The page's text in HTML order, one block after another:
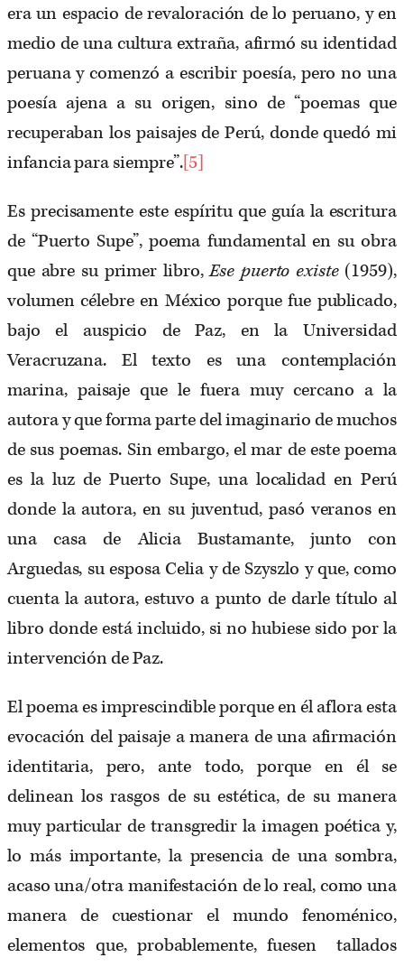
era un espacio de revaloración de lo peruano, y en
medio de una cultura extraña, afirmó su identidad
peruana y comenzó a escribir poesía, pero no una
poesía ajena a su origen, sino de “poemas que
recuperaban los paisajes de Perú, donde quedó mi
infancia para siempre”.[5]
Es precisamente este espíritu que guía la escritura
de “Puerto Supe”, poema fundamental en su obra
que abre su primer libro,Ese puerto existe(1959),
volumen célebre en México porque fue publicado,
bajo el auspicio de Paz, en la Universidad
Veracruzana. El texto es una contemplación
marina, paisaje que le fuera muy cercano a la
autora y que forma parte del imaginario de muchos
de sus poemas. Sin embargo, el mar de este poema
es la luz de Puerto Supe, una localidad en Perú
donde la autora, en su juventud, pasó veranos en
una casa de Alicia Bustamante, junto con
Arguedas, su esposa Celia y de Szyszlo y que, como
cuenta la autora, estuvo a punto de darle título al
libro donde está incluido, si no hubiese sido por la
intervención de Paz.
El poema es imprescindible porque en él aflora esta
evocación del paisaje a manera de una afirmación
identitaria, pero, ante todo, porque en él se
delinean los rasgos de su estética, de su manera
muy particular de transgredir la imagen poética y,
lo más importante, la presencia de una sombra,
acaso una/otra manifestación de lo real, como una
manera de cuestionar el mundo fenoménico,
elementos que, probablemente, fuesen tallados